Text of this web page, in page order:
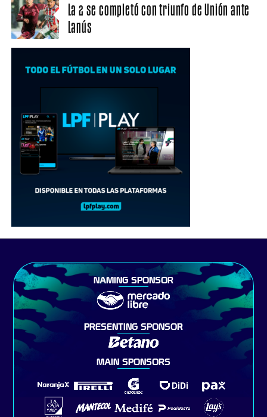
La 2 se completó con triunfo de Unión ante
Lanús
NAMING SPONSOR
PRESENTING SPONSOR
MAIN SPONSORS